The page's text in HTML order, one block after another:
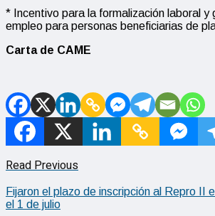
* Incentivo para la formalización laboral y
empleo para personas beneficiarias de
Carta de CAME
Read Previous
Fijaron el plazo de inscripción al Repro II
el 1 de julio